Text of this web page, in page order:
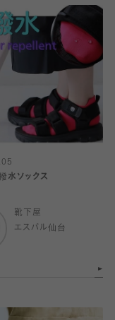
水ソックス
靴下屋
エスパル仙台